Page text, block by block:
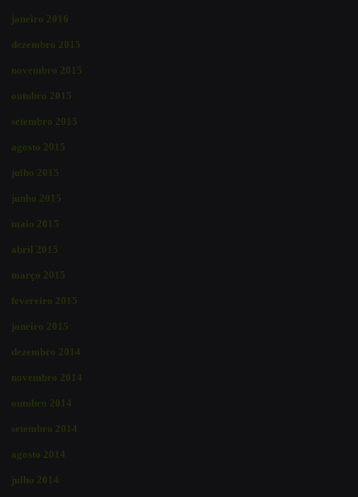
janeiro 2016
dezembro 2015
novembro 2015
outubro 2015
setembro 2015
agosto 2015
julho 2015
junho 2015
maio 2015
abril 2015
março 2015
fevereiro 2015
janeiro 2015
dezembro 2014
novembro 2014
outubro 2014
setembro 2014
agosto 2014
julho 2014